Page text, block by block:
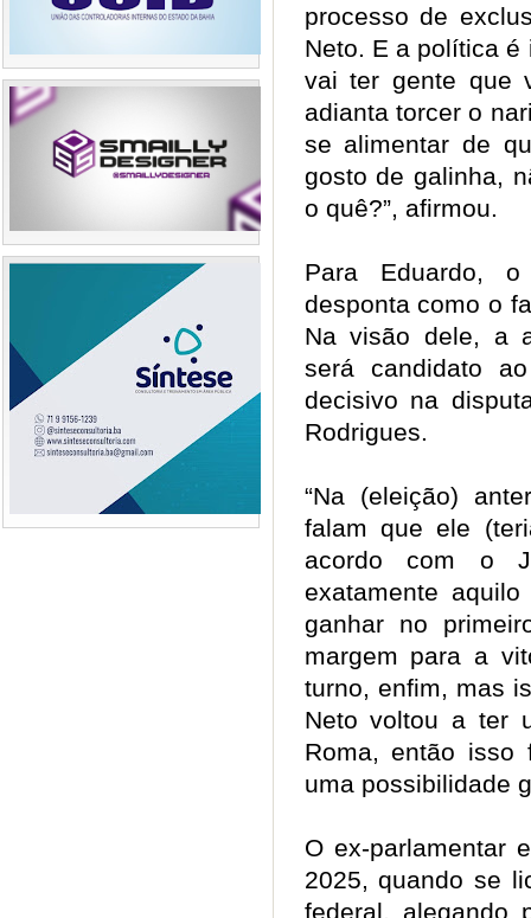
processo de
Neto. E a política
vai ter gente que
adianta torcer o
se alimentar de
gosto de galinha,
o quê?”,
Para Eduardo,
desponta como o
Na visão dele, a
será candidato
decisivo na
Rodrigues.
“Na (eleição)
falam que ele
acordo com o
exatamente
ganhar no
margem para a
turno, enfim, mas
Neto voltou a ter
Roma, então isso
uma possibilidade
O ex-parlamentar
2025, quando se
federal, alegando